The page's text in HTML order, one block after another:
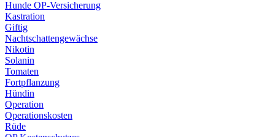
Hunde OP-Versicherung
Kastration
Giftig
Nachtschattengewächse
Nikotin
Solanin
Tomaten
Fortpflanzung
Hündin
Operation
Operationskosten
Rüde